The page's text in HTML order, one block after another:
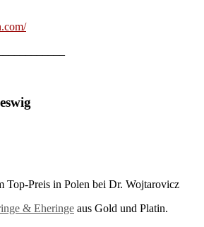
Top-Preis in Polen bei Dr. Wojtarovicz
& Eheringe aus Gold und Platin.